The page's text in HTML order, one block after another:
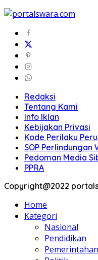
Redaksi
Tentang Kami
Info Iklan
Kebijakan Privasi
Kode Perilaku
SOP Perlindungan
Pedoman Media
PPRA
Copyright@2022
Home
Kategori
Nasional
Pendidikan
Pemerintahan